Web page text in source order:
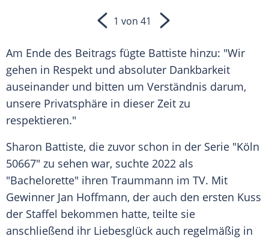
1 von 41
Am Ende des Beitrags fügte Battiste hinzu: "Wir
gehen in Respekt und absoluter Dankbarkeit
auseinander und bitten um Verständnis darum,
unsere Privatsphäre in dieser Zeit zu
respektieren."
Sharon Battiste, die zuvor schon in der Serie "Köln
50667" zu sehen war, suchte 2022 als
"Bachelorette" ihren Traummann im TV. Mit
Gewinner Jan Hoffmann, der auch den ersten Kuss
der Staffel bekommen hatte, teilte sie
anschließend ihr Liebesglück auch regelmäßig in